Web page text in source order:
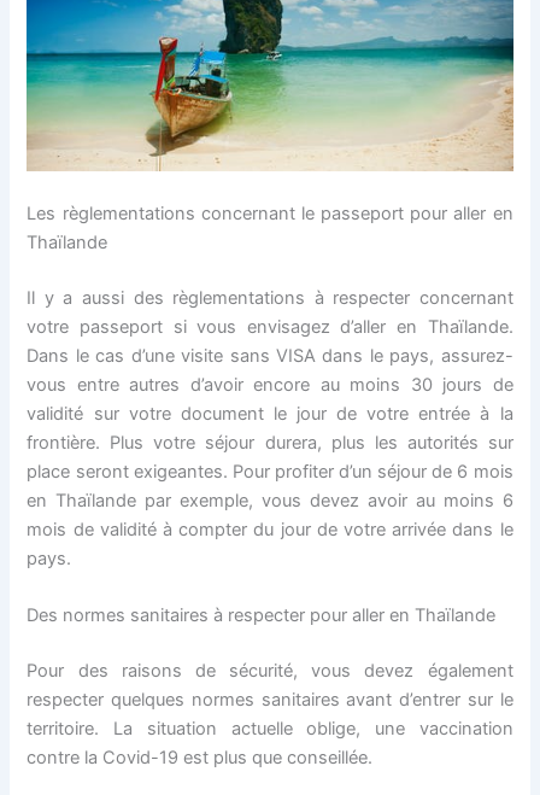
Les règlementations concernant le passeport pour aller en
Thaïlande
Il y a aussi des règlementations à respecter concernant
votre passeport si vous envisagez d’aller en Thaïlande.
Dans le cas d’une visite sans VISA dans le pays, assurez-
vous entre autres d’avoir encore au moins 30 jours de
validité sur votre document le jour de votre entrée à la
frontière. Plus votre séjour durera, plus les autorités sur
place seront exigeantes. Pour profiter d’un séjour de 6 mois
en Thaïlande par exemple, vous devez avoir au moins 6
mois de validité à compter du jour de votre arrivée dans le
pays.
Des normes sanitaires à respecter pour aller en Thaïlande
Pour des raisons de sécurité, vous devez également
respecter quelques normes sanitaires avant d’entrer sur le
territoire. La situation actuelle oblige, une vaccination
contre la Covid-19 est plus que conseillée.